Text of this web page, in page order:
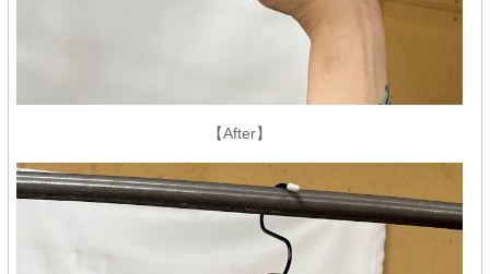
【After】